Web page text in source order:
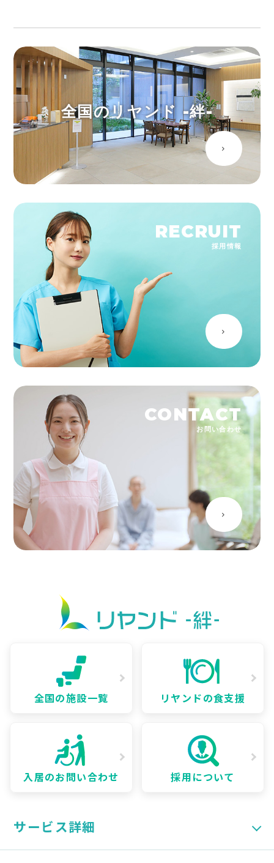
全国のリヤンド -絆-
RECRUIT
採用情報
CONTACT
お問い合わせ
全国の施設一覧 リヤンドの食支援
入居のお問い合わせ 採用について
サービス詳細